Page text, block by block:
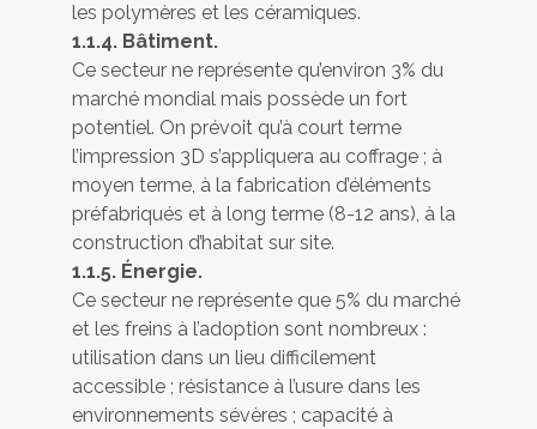
les polymères et les céramiques.
1.1.4. Bâtiment.
Ce secteur ne représente qu’environ 3% du
marché mondial mais possède un fort
potentiel. On prévoit qu’à court terme
l’impression 3D s’appliquera au coffrage ; à
moyen terme, à la fabrication d’éléments
préfabriqués et à long terme (8-12 ans), à la
construction d’habitat sur site.
1.1.5. Énergie.
Ce secteur ne représente que 5% du marché
et les freins à l’adoption sont nombreux :
utilisation dans un lieu difficilement
accessible ; résistance à l’usure dans les
environnements sévères ; capacité à